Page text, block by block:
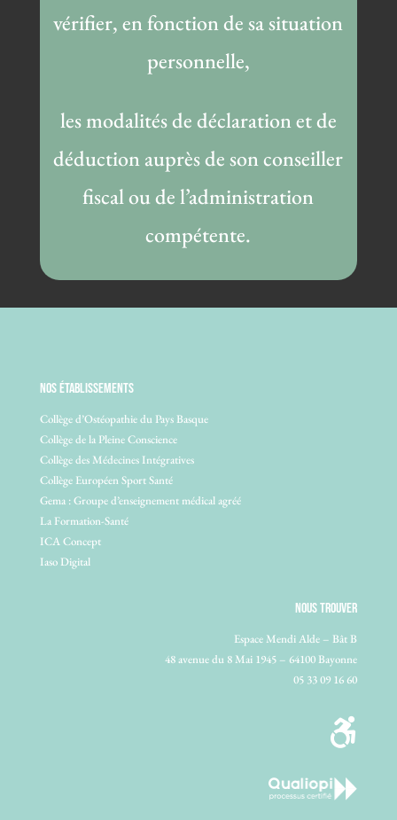
vérifier, en fonction de sa situation
personnelle,
les modalités de déclaration et de
déduction auprès de son conseiller
fiscal ou de l’administration
compétente.
NOS ÉTABLISSEMENTS
Collège d’Ostéopathie du Pays Basque
Collège de la Pleine Conscience
Collège des Médecines Intégratives
Collège Européen Sport Santé
Gema : Groupe d’enseignement médical agréé
La Formation-Santé
ICA Concept
Iaso Digital
NOUS TROUVER
Espace Mendi Alde – Bât B
48 avenue du 8 Mai 1945 – 64100 Bayonne
05 33 09 16 60
